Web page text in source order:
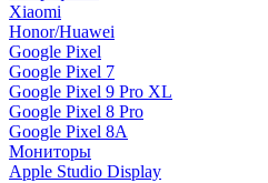
Xiaomi
Honor/Huawei
Google Pixel
Google Pixel 7
Google Pixel 9 Pro XL
Google Pixel 8 Pro
Google Pixel 8A
Мониторы
Apple Studio Display